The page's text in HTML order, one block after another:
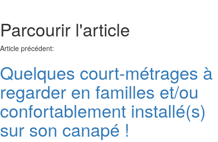
Parcourir l'article
Article précédent:
Quelques court-métrages à
regarder en familles et/ou
confortablement installé(s)
sur son canapé !